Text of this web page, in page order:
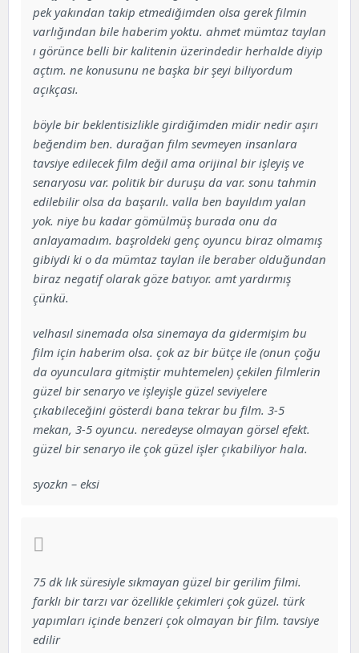
pek yakından takip etmediğimden olsa gerek filmin
varlığından bile haberim yoktu. ahmet mümtaz taylan
ı görünce belli bir kalitenin üzerindedir herhalde diyip
açtım. ne konusunu ne başka bir şeyi biliyordum
açıkçası.
böyle bir beklentisizlikle girdiğimden midir nedir aşırı
beğendim ben. durağan film sevmeyen insanlara
tavsiye edilecek film değil ama orijinal bir işleyiş ve
senaryosu var. politik bir duruşu da var. sonu tahmin
edilebilir olsa da başarılı. valla ben bayıldım yalan
yok. niye bu kadar gömülmüş burada onu da
anlayamadım. başroldeki genç oyuncu biraz olmamış
gibiydi ki o da mümtaz taylan ile beraber olduğundan
biraz negatif olarak göze batıyor. amt yardırmış
çünkü.
velhasıl sinemada olsa sinemaya da gidermişim bu
film için haberim olsa. çok az bir bütçe ile (onun çoğu
da oyunculara gitmiştir muhtemelen) çekilen filmlerin
güzel bir senaryo ve işleyişle güzel seviyelere
çıkabileceğini gösterdi bana tekrar bu film. 3-5
mekan, 3-5 oyuncu. neredeyse olmayan görsel efekt.
güzel bir senaryo ile çok güzel işler çıkabiliyor hala.
syozkn – eksi
75 dk lık süresiyle sıkmayan güzel bir gerilim filmi.
farklı bir tarzı var özellikle çekimleri çok güzel. türk
yapımları içinde benzeri çok olmayan bir film. tavsiye
edilir